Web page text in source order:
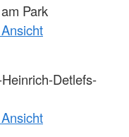
Park
Detlefs-